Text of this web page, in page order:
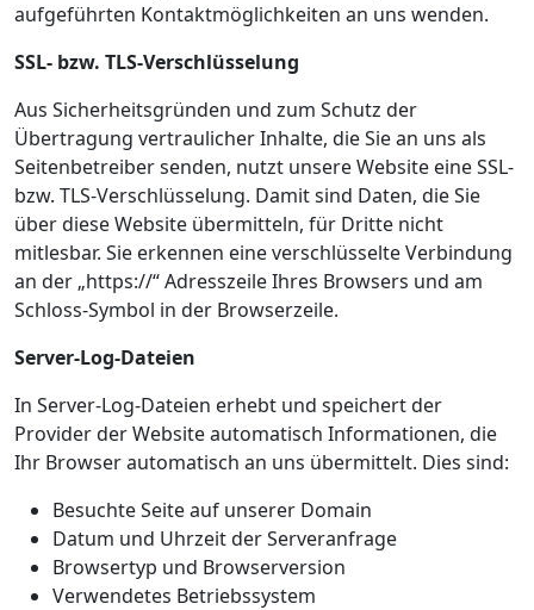
aufgeführten Kontaktmöglichkeiten an uns wenden.
SSL- bzw. TLS-Verschlüsselung
Aus Sicherheitsgründen und zum Schutz der
Übertragung vertraulicher Inhalte, die Sie an uns als
Seitenbetreiber senden, nutzt unsere Website eine SSL-
bzw. TLS-Verschlüsselung. Damit sind Daten, die Sie
über diese Website übermitteln, für Dritte nicht
mitlesbar. Sie erkennen eine verschlüsselte Verbindung
an der „https://“ Adresszeile Ihres Browsers und am
Schloss-Symbol in der Browserzeile.
Server-Log-Dateien
In Server-Log-Dateien erhebt und speichert der
Provider der Website automatisch Informationen, die
Ihr Browser automatisch an uns übermittelt. Dies sind:
Besuchte Seite auf unserer Domain
Datum und Uhrzeit der Serveranfrage
Browsertyp und Browserversion
Verwendetes Betriebssystem